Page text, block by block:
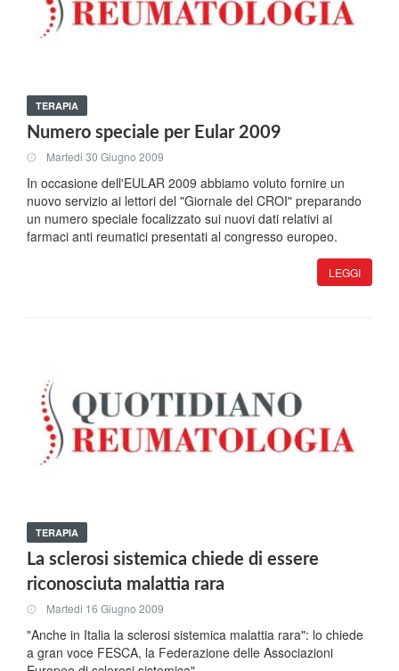
TERAPIA
Numero speciale per Eular 2009
Martedi 30 Giugno 2009
In occasione dell'EULAR 2009 abbiamo voluto fornire un
nuovo servizio ai lettori del "Giornale del CROI" preparando
un numero speciale focalizzato sui nuovi dati relativi ai
farmaci anti reumatici presentati al congresso europeo.
LEGGI
TERAPIA
La sclerosi sistemica chiede di essere
riconosciuta malattia rara
Martedi 16 Giugno 2009
"Anche in Italia la sclerosi sistemica malattia rara": lo chiede
a gran voce FESCA, la Federazione delle Associazioni